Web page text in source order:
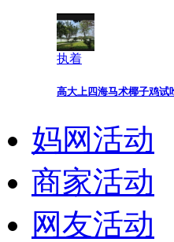
执着
高大上四海马术椰子鸡试
妈网活动
商家活动
网友活动